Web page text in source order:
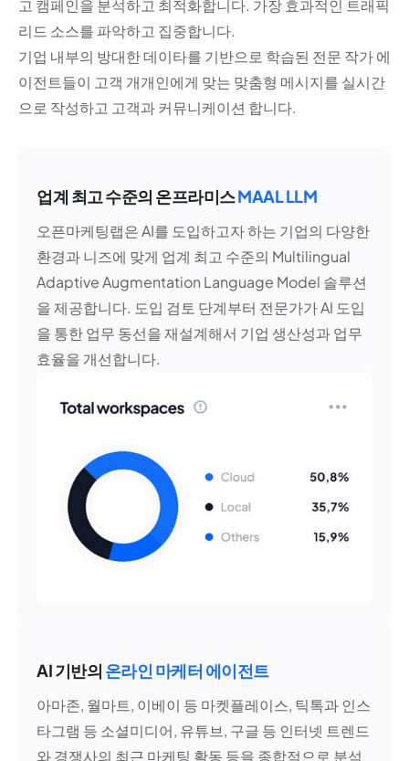
고 캠페인을 분석하고 최적화합니다. 가장 효과적인 트래픽
리드 소스를 파악하고 집중합니다.
기업 내부의 방대한 데이타를 기반으로 학습된 전문 작가 에
이전트들이 고객 개개인에게 맞는 맞춤형 메시지를 실시간
으로 작성하고 고객과 커뮤니케이션 합니다.
업계 최고 수준의 온프라미스MAAL LLM
오픈마케팅랩은 AI를 도입하고자 하는 기업의 다양한
환경과 니즈에 맞게 업계 최고 수준의 Multilingual
Adaptive Augmentation Language Model 솔루션
을 제공합니다. 도입 검토 단계부터 전문가가 AI 도입
을 통한 업무 동선을 재설계해서 기업 생산성과 업무
효율을 개선합니다.
AI 기반의 온라인 마케터 에이전트
아마존, 월마트, 이베이 등 마켓플레이스, 틱톡과 인스
타그램 등 소셜미디어, 유튜브, 구글 등 인터넷 트렌드
와 경쟁사의 최근 마케팅 활동 등을 종합적으로 분석